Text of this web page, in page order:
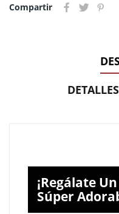
Compartir
¡Regálate
Súper